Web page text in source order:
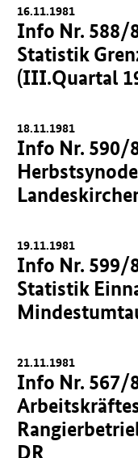
16.11.1981
Info Nr. 588/
Statistik
(III.Quartal
18.11.1981
Info Nr. 590/
19.11.1981
Info Nr. 599/
Statistik
21.11.1981
Info Nr. 567/
DR